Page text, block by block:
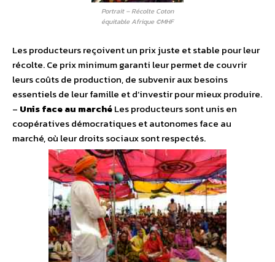
Portrait – Récolte Coton
équitable Afrique ©MHF
Les producteurs reçoivent un prix juste et stable pour leur
récolte. Ce prix minimum garanti leur permet de couvrir
leurs coûts de production, de subvenir aux besoins
essentiels de leur famille et d’investir pour mieux produire.
– Unis face au marchéLes producteurs sont unis en
coopératives démocratiques et autonomes face au
marché, où leur droits sociaux sont respectés.